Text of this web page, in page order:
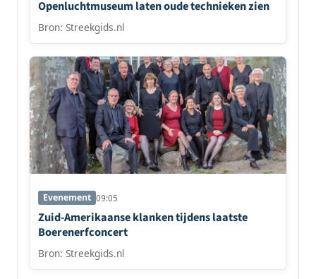
Openluchtmuseum laten oude technieken zien
Bron: Streekgids.nl
Evenement 09:05
Zuid-Amerikaanse klanken tijdens laatste
Boerenerfconcert
Bron: Streekgids.nl